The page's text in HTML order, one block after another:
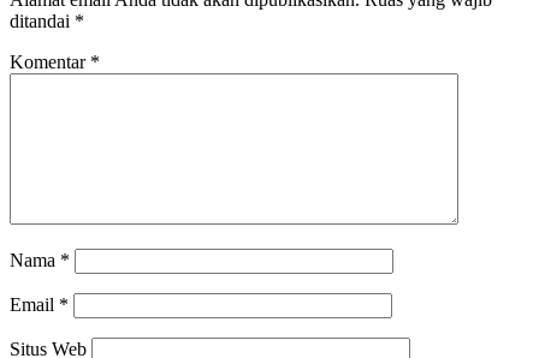
ditandai *
Komentar *
Nama *
Email *
Situs Web